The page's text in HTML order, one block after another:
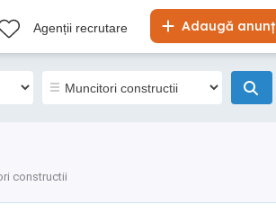
Adaugă anunț
Agenții recrutare
constructii